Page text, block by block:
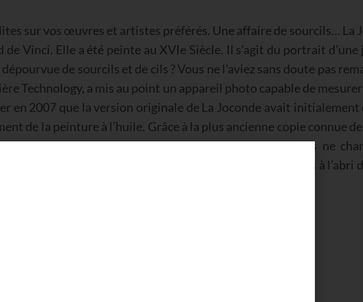
sur vos œuvres et artistes préférés. Une affaire de sourcils… La
Vinci. Elle a été peinte au XVIe Siècle. Il s’agit du portrait
de sourcils et de cils ? Vous ne l’aviez sans doute pas
Technology, a mis au point un appareil photo capable de
en 2007 que la version originale de La Joconde avait initialement
de la peinture à l’huile. Grâce à la plus ancienne copie connue
originale, bien que l’absence de cils et de sourcils ne
lequel vous l’observez. Finalement la Joconde n’est pas à l’abri
sur vos œuvres préférées